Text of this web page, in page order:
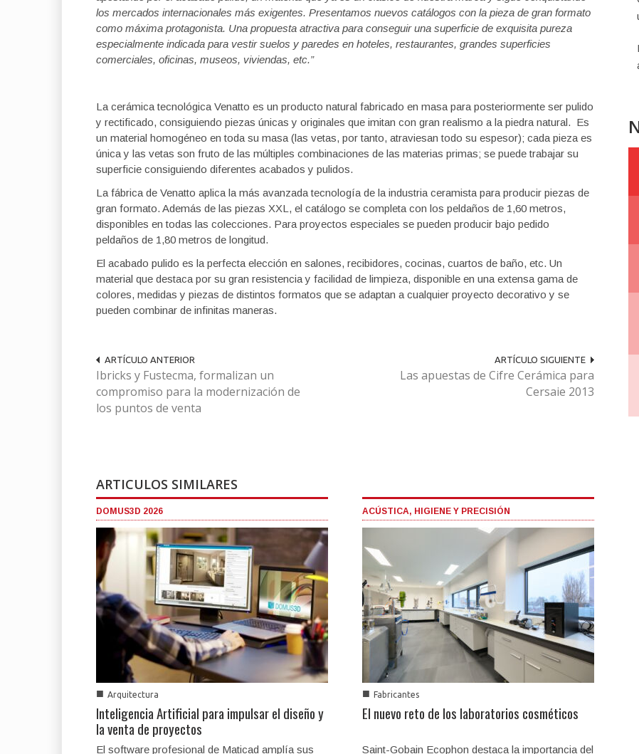
los mercados internacionales más exigentes. Presentamos nuevos catálogos con la pieza de gran formato
como máxima protagonista. Una propuesta atractiva para conseguir una superficie de exquisita pureza
especialmente indicada para vestir suelos y paredes en hoteles, restaurantes, grandes superficies
comerciales, oficinas, museos, viviendas, etc.”
La cerámica tecnológica Venatto es un producto natural fabricado en masa para posteriormente ser pulido
y rectificado, consiguiendo piezas únicas y originales que imitan con gran realismo a la piedra natural. Es
un material homogéneo en toda su masa (las vetas, por tanto, atraviesan todo su espesor); cada pieza es
única y las vetas son fruto de las múltiples combinaciones de las materias primas; se puede trabajar su
superficie consiguiendo diferentes acabados y pulidos.
La fábrica de Venatto aplica la más avanzada tecnología de la industria ceramista para producir piezas de
gran formato. Además de las piezas XXL, el catálogo se completa con los peldaños de 1,60 metros,
disponibles en todas las colecciones. Para proyectos especiales se pueden producir bajo pedido
peldaños de 1,80 metros de longitud.
El acabado pulido es la perfecta elección en salones, recibidores, cocinas, cuartos de baño, etc. Un
material que destaca por su gran resistencia y facilidad de limpieza, disponible en una extensa gama de
colores, medidas y piezas de distintos formatos que se adaptan a cualquier proyecto decorativo y se
pueden combinar de infinitas maneras.
ARTÍCULO ANTERIOR
Ibricks y Fustecma, formalizan un
compromiso para la modernización de
los puntos de venta
ARTÍCULO SIGUIENTE
Las apuestas de Cifre Cerámica para
Cersaie 2013
ARTICULOS SIMILARES
DOMUS3D 2026
■ Arquitectura
Inteligencia Artificial para impulsar el diseño y
la venta de proyectos
El software profesional de Maticad amplía sus
ACÚSTICA, HIGIENE Y PRECISIÓN
■ Fabricantes
El nuevo reto de los laboratorios cosméticos
Saint-Gobain Ecophon destaca la importancia del